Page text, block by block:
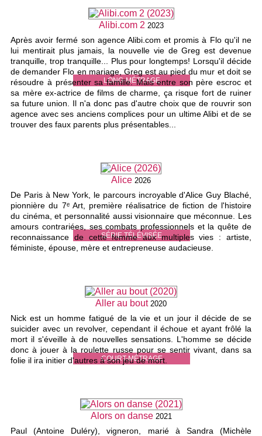
LONG-MÉTRAGE
Alibi.com 2 2023
Après avoir fermé son agence Alibi.com et promis à Flo qu'il ne
lui mentirait plus jamais, la nouvelle vie de Greg est devenue
tranquille, trop tranquille... Plus pour longtemps! Lorsqu'il décide
de demander Flo en mariage, Greg est au pied du mur et doit se
résoudre à présenter sa famille. Mais entre son père escroc et
sa mère ex-actrice de films de charme, ça risque fort de ruiner
sa future union. Il n'a donc pas d'autre choix que de rouvrir son
agence avec ses anciens complices pour un ultime Alibi et de se
trouver des faux parents plus présentables...
SÉRIE TÉLÉVISÉE
Alice 2026
De Paris à New York, le parcours incroyable d'Alice Guy Blaché,
pionnière du 7ᵉ Art, première réalisatrice de fiction de l'histoire
du cinéma, et personnalité aussi visionnaire que méconnue. Les
amours contrariées, ses combats professionnels et la quête de
reconnaissance de cette femme aux multiples vies : artiste,
féministe, épouse, mère et entrepreneuse audacieuse.
COURT-MÉTRAGE
Aller au bout 2020
Nick est un homme fatigué de la vie et un jour il décide de se
suicider avec un revolver, cependant il échoue et ayant frôlé la
mort il s'éveille à de nouvelles sensations. L'homme se décide
donc à jouer à la roulette russe pour se sentir vivant, dans sa
folie il ira initier d'autres à son jeu de mort.
Alors on danse 2021
Paul (Antoine Duléry), vigneron, marié à Sandra (Michèle